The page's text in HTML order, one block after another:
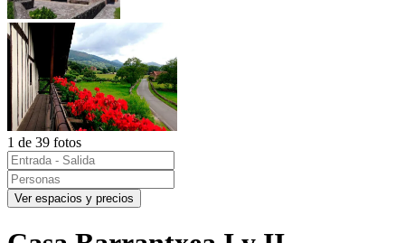
1 de 39 fotos
Ver espacios y precios